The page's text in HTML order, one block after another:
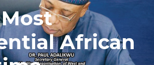
African